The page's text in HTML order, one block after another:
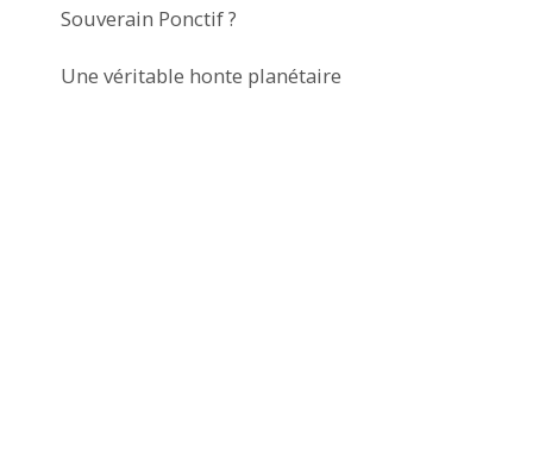
Souverain Ponctif ?
Une véritable honte planétaire